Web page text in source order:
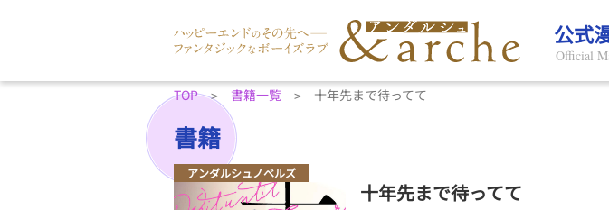
公式
Official
TOP 書籍一覧 十年先まで待ってて
書籍
アンダルシュノベルズ
十年先まで待ってて